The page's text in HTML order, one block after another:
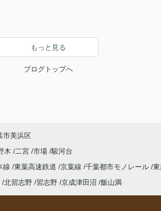
もっと見る
ブログトップへ
市美浜区
木 二宮 市場 駿河台
線 東葉高速鉄道 京葉線 千葉都市モノレール
北習志野 習志野 京成津田沼 飯山満